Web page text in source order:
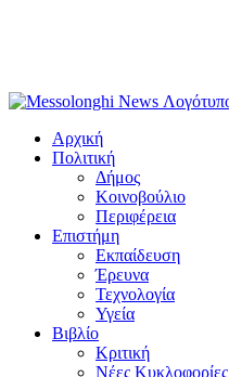
Αρχική
Πολιτική
Δήμος
Κοινοβούλιο
Περιφέρεια
Επιστήμη
Εκπαίδευση
Έρευνα
Τεχνολογία
Υγεία
Βιβλίο
Κριτική
Νέες Κυκλοφορίες